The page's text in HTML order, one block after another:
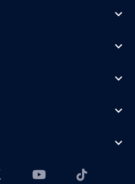
expand_more
expand_more
expand_more
expand_more
expand_more